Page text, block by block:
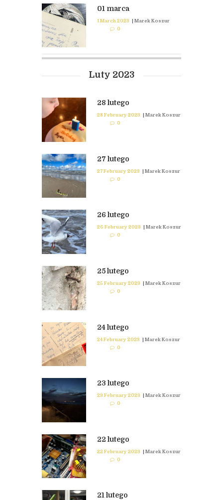
01 marca
1 March 2023 | Marek Koszur
0
Luty 2023
28 lutego
28 February 2023 | Marek Koszur
0
27 lutego
27 February 2023 | Marek Koszur
0
26 lutego
26 February 2023
Marek Koszur
0
25 lutego
25 February 2023 | Marek Koszur
0
24 lutego
24 February 2023 | Marek Koszur
0
23 lutego
23 February 2023 | Marek Koszur
0
22 lutego
22 February 2023 | Marek Koszur
0
21 lutego